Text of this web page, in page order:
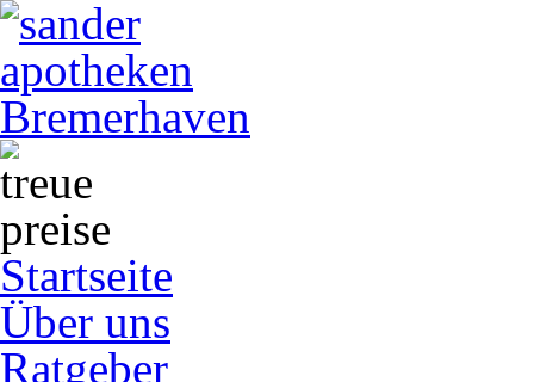
Startseite
Über uns
Ratgeber